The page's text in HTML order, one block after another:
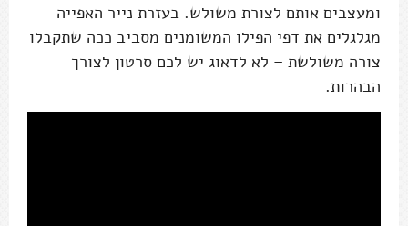
ומעצבים אותם לצורת משולש. בעזרת נייר האפייה
מגלגלים את דפי הפילו המשומנים מסביב ככה שתקבלו
צורה משולשת – לא לדאוג יש לכם סרטון לצורך
הבהרות.